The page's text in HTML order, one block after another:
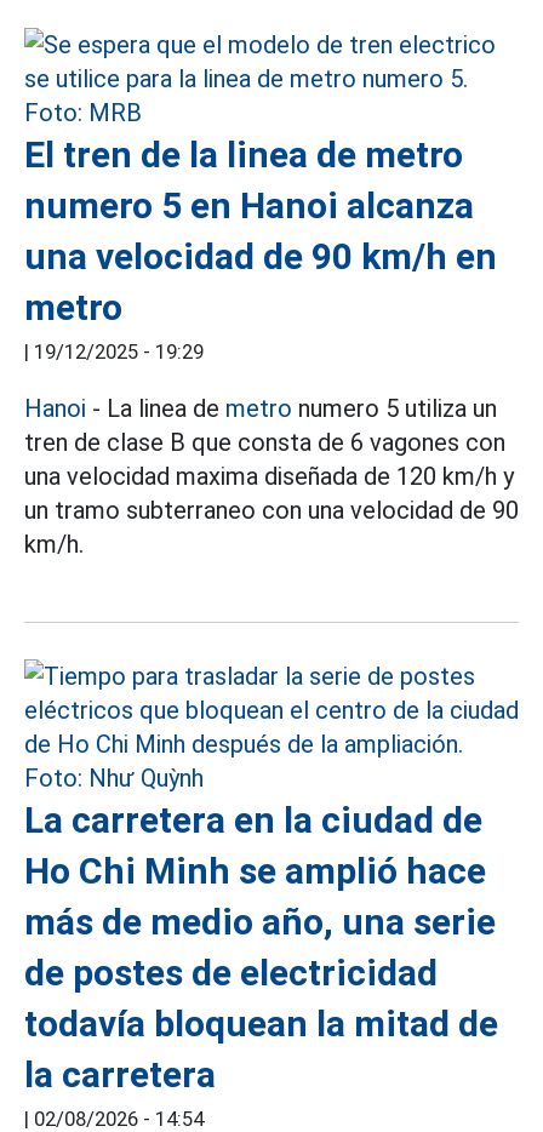
El tren de la linea de metro
numero 5 en Hanoi alcanza
una velocidad de 90 km/h en
metro
| 19/12/2025 - 19:29
Hanoi - La linea de metro numero 5 utiliza un
tren de clase B que consta de 6 vagones con
una velocidad maxima diseñada de 120 km/h y
un tramo subterraneo con una velocidad de 90
km/h.
La carretera en la ciudad de
Ho Chi Minh se amplió hace
más de medio año, una serie
de postes de electricidad
todavía bloquean la mitad de
la carretera
| 02/08/2026 - 14:54